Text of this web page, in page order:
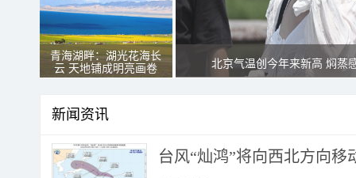
青海湖畔：湖光花海长
云 天地铺成明亮画卷
北京气温创今年来新高 焖蒸
新闻资讯
台风“灿鸿”将向西北方向移